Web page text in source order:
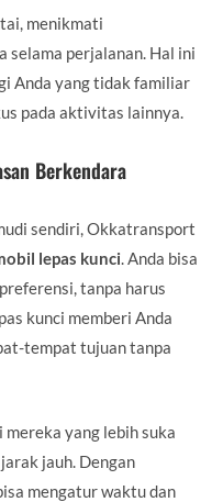
menikmati
selama perjalanan. Hal ini
Anda yang tidak familiar
pada aktivitas lainnya.
Berkendara
sendiri, Okkatransport
lepas kunci. Anda bisa
tanpa harus
kunci memberi Anda
tempat tujuan tanpa
mereka yang lebih suka
jauh. Dengan
mengatur waktu dan